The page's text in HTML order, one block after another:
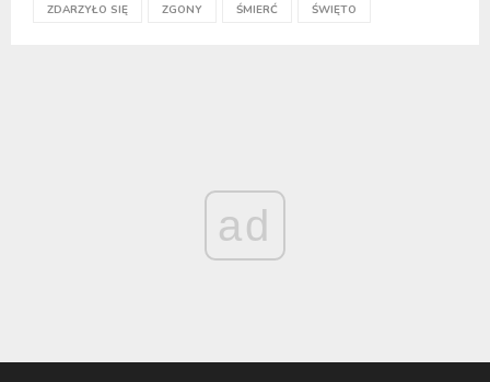
ZDARZYŁO SIĘ ZGONY ŚMIERĆ ŚWIĘTO
ad